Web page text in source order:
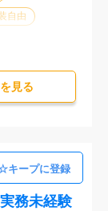
自由
⾒る
務未経験